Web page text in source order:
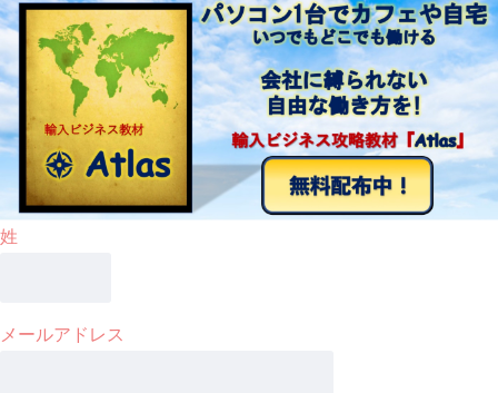
姓
メールアドレス